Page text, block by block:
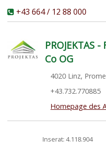
+43 664 / 12 88 000
PROJEKTAS
Co OG
4020 Linz,
+43.732.770885
Homepage des
Inserat: 4.118.904